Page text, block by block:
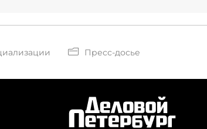
Пресс-досье